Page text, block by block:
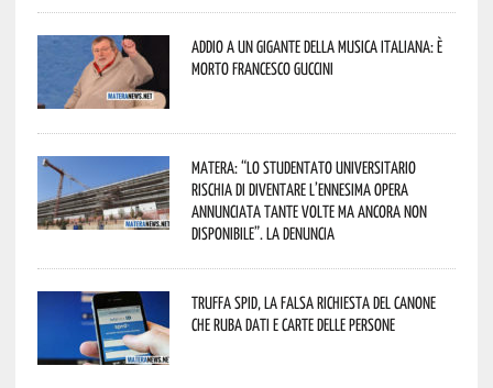
Addio a un gigante della musica italiana: è
morto Francesco Guccini
Matera: “Lo studentato universitario
rischia di diventare l’ennesima opera
annunciata tante volte ma ancora non
disponibile”. La denuncia
Truffa Spid, la falsa richiesta del canone
che ruba dati e carte delle persone